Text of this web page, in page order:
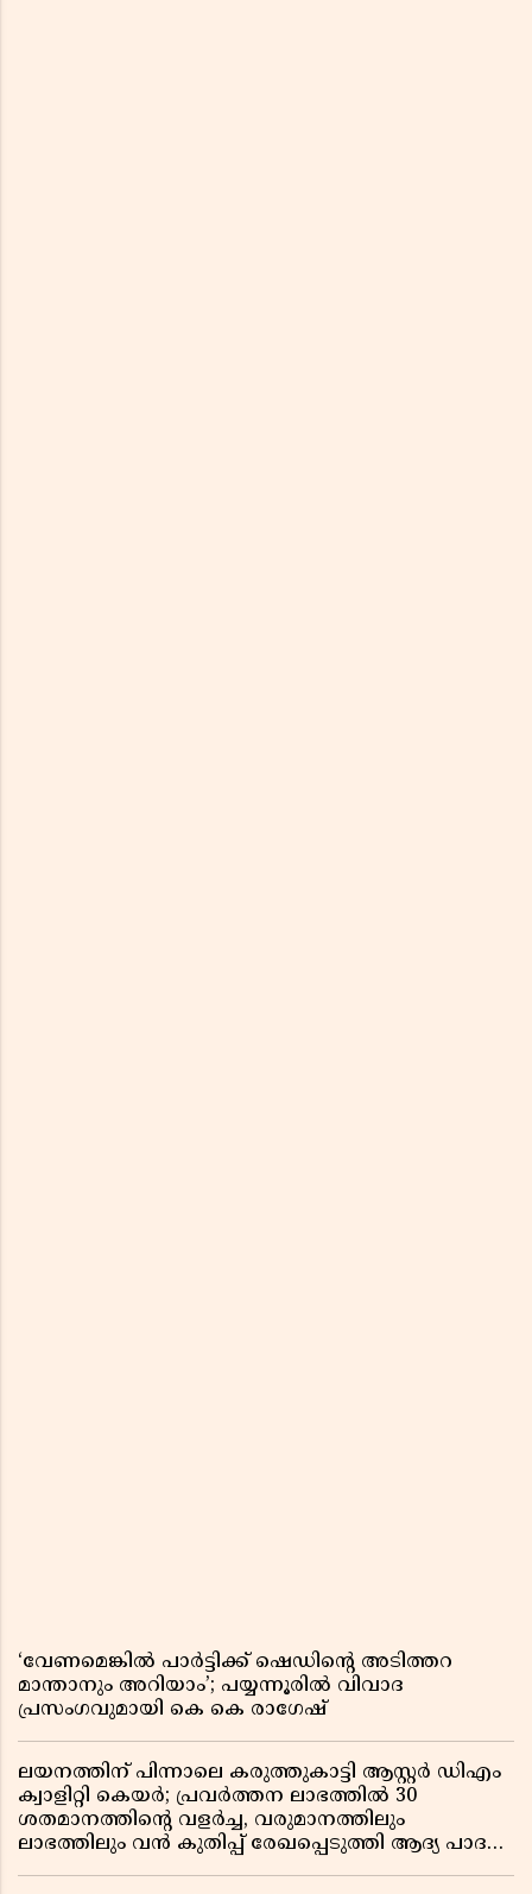
‘വേണമെങ്കിൽ പാർട്ടിക്ക് ഷെഡിൻ്റെ അടിത്തറ
മാന്താനും അറിയാം’; പയ്യന്നൂരിൽ വിവാദ
പ്രസംഗവുമായി കെ കെ രാഗേഷ്
ലയനത്തിന് പിന്നാലെ കരുത്തുകാട്ടി ആസ്റ്റർ ഡിഎം
ക്വാളിറ്റി കെയർ; പ്രവർത്തന ലാഭത്തിൽ 30
ശതമാനത്തിൻ്റെ വളർച്ച, വരുമാനത്തിലും
ലാഭത്തിലും വൻ കുതിപ്പ് രേഖപ്പെടുത്തി ആദ്യ പാദ